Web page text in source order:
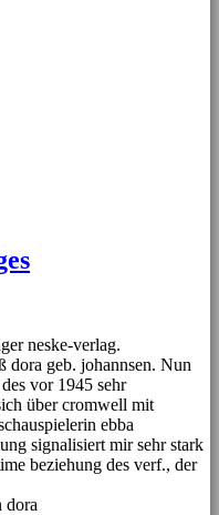
neske-verlag.
dora geb. johannsen. Nun
vor 1945 sehr
über cromwell mit
ebba
signalisiert mir sehr stark
beziehung des verf., der
dora